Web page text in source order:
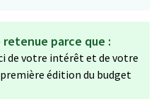
parce que :
de votre intérêt et de votre
édition du budget